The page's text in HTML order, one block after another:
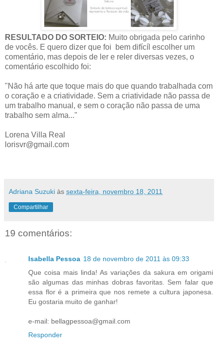
RESULTADO DO SORTEIO: Muito obrigada pelo carinho
de vocês. E quero dizer que foi bem difícíl escolher um
comentário, mas depois de ler e reler diversas vezes, o
comentário escolhido foi:
"Não há arte que toque mais do que quando trabalhada com
o coração e a criatividade. Sem a criatividade não passa de
um trabalho manual, e sem o coração não passa de uma
trabalho sem alma..."
Lorena Villa Real
lorisvr@gmail.com
Adriana Suzuki às sexta-feira, novembro 18, 2011
Compartilhar
19 comentários:
Isabella Pessoa 18 de novembro de 2011 às 09:33
Que coisa mais linda! As variações da sakura em origami
são algumas das minhas dobras favoritas. Sem falar que
essa flor é a primeira que nos remete a cultura japonesa.
Eu gostaria muito de ganhar!
e-mail: bellagpessoa@gmail.com
Responder